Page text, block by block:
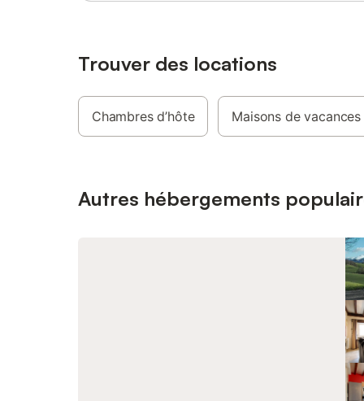
Trouver des locations
Chambres d’hôte Maisons de vacances
Autres hébergements